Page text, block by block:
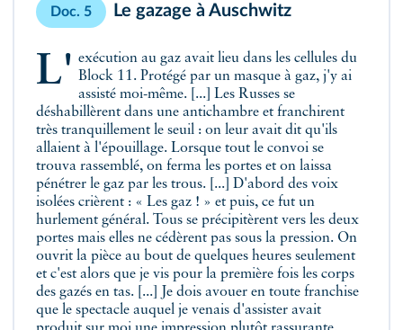
Doc. 5 Le gazage à Auschwitz
L'exécution au gaz avait lieu dans les cellules du Block 11. Protégé par un masque à gaz, j'y ai
assisté moi-même. [...] Les Russes se
déshabillèrent dans une antichambre et franchirent
très tranquillement le seuil : on leur avait dit qu'ils
allaient à l'épouillage. Lorsque tout le convoi se
trouva rassemblé, on ferma les portes et on laissa
pénétrer le gaz par les trous. [...] D'abord des voix
isolées crièrent : « Les gaz ! » et puis, ce fut un
hurlement général. Tous se précipitèrent vers les deux
portes mais elles ne cédèrent pas sous la pression. On
ouvrit la pièce au bout de quelques heures seulement
et c'est alors que je vis pour la première fois les corps
des gazés en tas. [...] Je dois avouer en toute franchise
que le spectacle auquel je venais d'assister avait